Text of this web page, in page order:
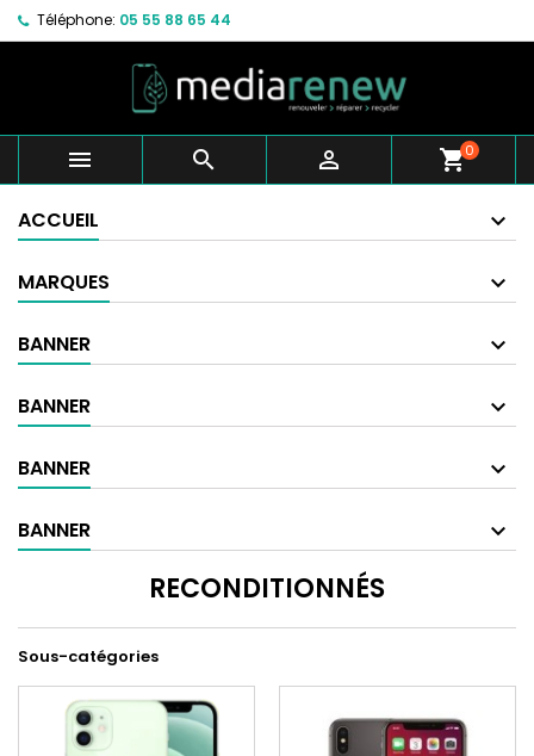
Téléphone: 05 55 88 65 44
   shopping_cart0
ACCUEIL
MARQUES
BANNER
BANNER
BANNER
BANNER
RECONDITIONNÉS
Sous-catégories